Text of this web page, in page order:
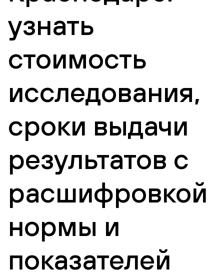
узнать
стоимость
исследования,
сроки выдачи
результатов с
расшифровкой
нормы и
показателей